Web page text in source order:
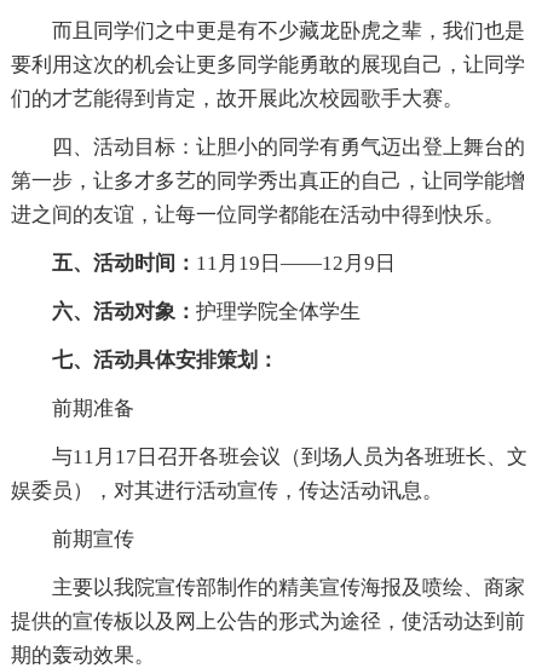
而且同学们之中更是有不少藏龙卧虎之辈，我们也是
要利用这次的机会让更多同学能勇敢的展现自己，让同学
们的才艺能得到肯定，故开展此次校园歌手大赛。
四、活动目标：让胆小的同学有勇气迈出登上舞台的
第一步，让多才多艺的同学秀出真正的自己，让同学能增
进之间的友谊，让每一位同学都能在活动中得到快乐。
五、活动时间： 11月19日——12月9日
六、活动对象： 护理学院全体学生
七、活动具体安排策划：
前期准备
与11月17日召开各班会议（到场人员为各班班长、文
娱委员），对其进行活动宣传，传达活动讯息。
前期宣传
主要以我院宣传部制作的精美宣传海报及喷绘、商家
提供的宣传板以及网上公告的形式为途径，使活动达到前
期的轰动效果。